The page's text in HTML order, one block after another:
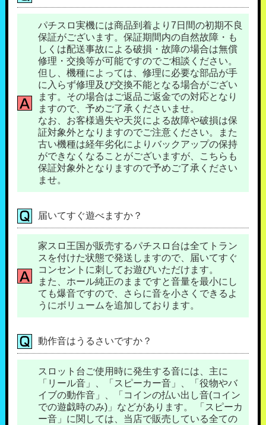
パチスロ実機には商品到着より7日間の初期不良
保証がございます。保証期間内の自然故障・も
しくは配送事故による破損・故障の場合は無償
修理・交換等が可能ですのでご相談ください。
但し、機種によっては、修理に必要な部品が手
に入らず修理及び交換不能となる場合がござい
ます。その場合はご返品ご返金での対応となり
ますので、予めご了承くださいませ。
なお、お客様過失や天災による故障や破損は保
証対象外となりますのでご注意ください。また
古い機種は経年劣化によりバックアップの保持
ができなくなることがございますが、こちらも
保証対象外となりますので予めご了承ください
ませ。
届いてすぐ遊べますか？
家スロ王国が販売するパチスロ台は全てトラン
スを付けた状態で発送しますので、届いてすぐ
コンセントに刺してお遊びいただけます。
また、ホール純正のままですと音量を最小にし
ても爆音ですので、さらに音を小さくできるよ
うにボリュームを追加しております。
動作音はうるさいですか？
スロット台ご使用時に発生する音には、主に
「リール音」、「スピーカー音」、「役物やバ
イブの動作音」、「コインの払い出し音(コイン
での遊戯時のみ)」などがあります。 「スピーカ
ー音」に関しては、当店で販売している全ての